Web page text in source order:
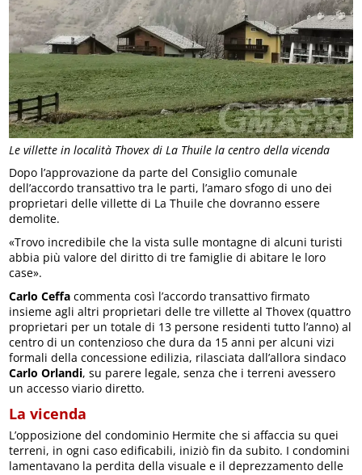
Le villette in località Thovex di La Thuile la centro della vicenda
Dopo l’approvazione da parte del Consiglio comunale
dell’accordo transattivo tra le parti, l’amaro sfogo di uno dei
proprietari delle villette di La Thuile che dovranno essere
demolite.
«Trovo incredibile che la vista sulle montagne di alcuni turisti
abbia più valore del diritto di tre famiglie di abitare le loro
case».
Carlo Ceffa commenta così l’accordo transattivo firmato
insieme agli altri proprietari delle tre villette al Thovex (quattro
proprietari per un totale di 13 persone residenti tutto l’anno) al
centro di un contenzioso che dura da 15 anni per alcuni vizi
formali della concessione edilizia, rilasciata dall’allora sindaco
Carlo Orlandi, su parere legale, senza che i terreni avessero
un accesso viario diretto.
La vicenda
L’opposizione del condominio Hermite che si affaccia su quei
terreni, in ogni caso edificabili, iniziò fin da subito. I condomini
lamentavano la perdita della visuale e il deprezzamento delle